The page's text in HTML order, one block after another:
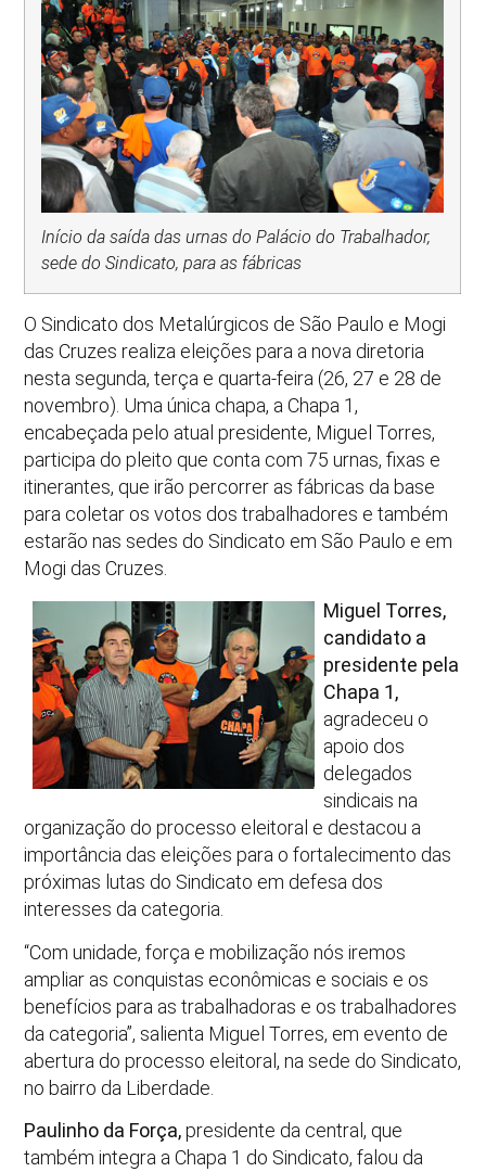
Início da saída das urnas do Palácio do Trabalhador,
sede do Sindicato, para as fábricas
O Sindicato dos Metalúrgicos de São Paulo e Mogi
das Cruzes realiza eleições para a nova diretoria
nesta segunda, terça e quarta-feira (26, 27 e 28 de
novembro). Uma única chapa, a Chapa 1,
encabeçada pelo atual presidente, Miguel Torres,
participa do pleito que conta com 75 urnas, fixas e
itinerantes, que irão percorrer as fábricas da base
para coletar os votos dos trabalhadores e também
estarão nas sedes do Sindicato em São Paulo e em
Mogi das Cruzes.
Miguel Torres,
candidato a
presidente pela
Chapa 1,
agradeceu o
apoio dos
delegados
sindicais na
organização do processo eleitoral e destacou a
importância das eleições para o fortalecimento das
próximas lutas do Sindicato em defesa dos
interesses da categoria.
“Com unidade, força e mobilização nós iremos
ampliar as conquistas econômicas e sociais e os
benefícios para as trabalhadoras e os trabalhadores
da categoria”, salienta Miguel Torres, em evento de
abertura do processo eleitoral, na sede do Sindicato,
no bairro da Liberdade.
Paulinho da Força,presidente da central, que
também integra a Chapa 1 do Sindicato, falou da